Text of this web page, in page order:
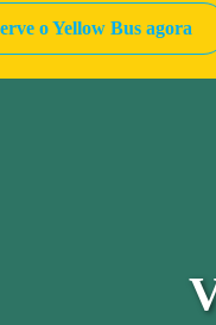
o Yellow Bus agora